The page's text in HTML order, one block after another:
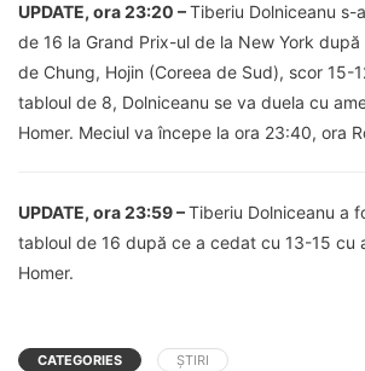
UPDATE, ora 23:20 –Tiberiu Dolniceanu
de 16 la Grand Prix-ul de la New York
de Chung, Hojin (Coreea de Sud), scor 15-
tabloul de 8, Dolniceanu se va duela cu
Homer. Meciul va începe la ora 23:40, ora
UPDATE, ora 23:59 –Tiberiu Dolniceanu a
tabloul de 16 după ce a cedat cu 13-15 cu
Homer.
CATEGORIES ȘTIRI